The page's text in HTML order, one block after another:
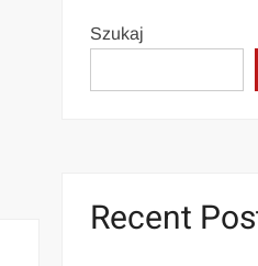
Szukaj
Recent